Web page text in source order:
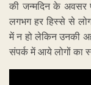
की जन्मदिन के अवसर
लगभग हर हिस्से से
में न हो लेकिन उनकी
संपर्क में आये लोगों का